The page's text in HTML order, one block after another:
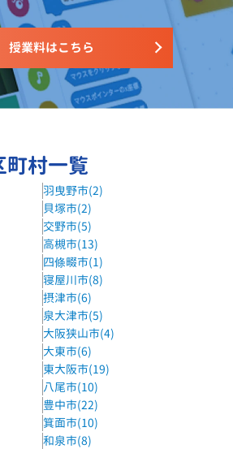
授業料はこちら
町村一覧
羽曳野市(2)
貝塚市(2)
交野市(5)
高槻市(13)
四條畷市(1)
寝屋川市(8)
摂津市(6)
泉大津市(5)
大阪狭山市(4)
大東市(6)
東大阪市(19)
八尾市(10)
豊中市(22)
箕面市(10)
和泉市(8)